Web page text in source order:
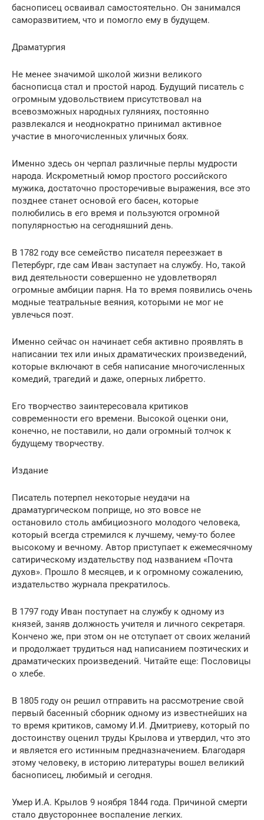
баснописец осваивал самостоятельно. Он занимался
саморазвитием, что и помогло ему в будущем.
Драматургия
Не менее значимой школой жизни великого
баснописца стал и простой народ. Будущий писатель с
огромным удовольствием присутствовал на
всевозможных народных гуляниях, постоянно
развлекался и неоднократно принимал активное
участие в многочисленных уличных боях.
Именно здесь он черпал различные перлы мудрости
народа. Искрометный юмор простого российского
мужика, достаточно просторечивые выражения, все это
позднее станет основой его басен, которые
полюбились в его время и пользуются огромной
популярностью на сегодняшний день.
В 1782 году все семейство писателя переезжает в
Петербург, где сам Иван заступает на службу. Но, такой
вид деятельности совершенно не удовлетворял
огромные амбиции парня. На то время появились очень
модные театральные веяния, которыми не мог не
увлечься поэт.
Именно сейчас он начинает себя активно проявлять в
написании тех или иных драматических произведений,
которые включают в себя написание многочисленных
комедий, трагедий и даже, оперных либретто.
Его творчество заинтересовала критиков
современности его времени. Высокой оценки они,
конечно, не поставили, но дали огромный толчок к
будущему творчеству.
Издание
Писатель потерпел некоторые неудачи на
драматургическом поприще, но это вовсе не
остановило столь амбициозного молодого человека,
который всегда стремился к лучшему, чему-то более
высокому и вечному. Автор приступает к ежемесячному
сатирическому издательству под названием «Почта
духов». Прошло 8 месяцев, и к огромному сожалению,
издательство журнала прекратилось.
В 1797 году Иван поступает на службу к одному из
князей, заняв должность учителя и личного секретаря.
Кончено же, при этом он не отступает от своих желаний
и продолжает трудиться над написанием поэтических и
драматических произведений. Читайте еще: Пословицы
о хлебе.
В 1805 году он решил отправить на рассмотрение свой
первый басенный сборник одному из известнейших на
то время критиков, самому И.И. Дмитриеву, который по
достоинству оценил труды Крылова и утвердил, что это
и является его истинным предназначением. Благодаря
этому человеку, в историю литературы вошел великий
баснописец, любимый и сегодня.
Умер И.А. Крылов 9 ноября 1844 года. Причиной смерти
стало двустороннее воспаление легких.